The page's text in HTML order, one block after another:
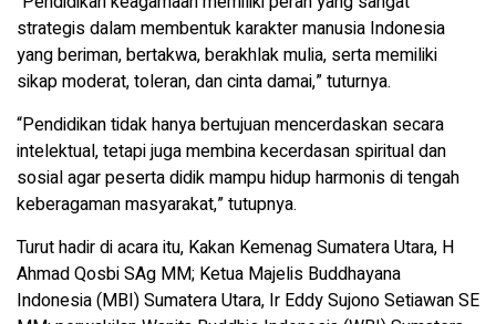
strategis dalam membentuk karakter manusia Indonesia
yang beriman, bertakwa, berakhlak mulia, serta memiliki
sikap moderat, toleran, dan cinta damai,” tuturnya.
“Pendidikan tidak hanya bertujuan mencerdaskan secara
intelektual, tetapi juga membina kecerdasan spiritual dan
sosial agar peserta didik mampu hidup harmonis di tengah
keberagaman masyarakat,” tutupnya.
Turut hadir di acara itu, Kakan Kemenag Sumatera Utara, H
Ahmad Qosbi SAg MM; Ketua Majelis Buddhayana
Indonesia (MBI) Sumatera Utara, Ir Eddy Sujono Setiawan SE